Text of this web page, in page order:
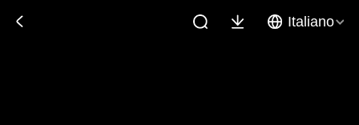
Italiano